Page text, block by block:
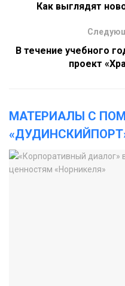
Как выглядят
В течение учебного
проект
МАТЕРИАЛЫ С